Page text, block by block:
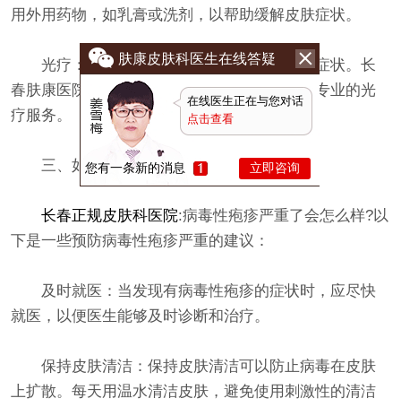
用外用药物，如乳膏或洗剂，以帮助缓解皮肤症状。
光疗：光疗可以杀死皮肤上的病毒，减轻症状。长
春肤康医院拥有先进的皮肤科设备，可以提供专业的光
疗服务。
三、如何预防病毒性疱疹严重
长春正规皮肤科医院:病毒性疱疹严重了会怎么样?以
下是一些预防病毒性疱疹严重的建议：
及时就医：当发现有病毒性疱疹的症状时，应尽快
就医，以便医生能够及时诊断和治疗。
保持皮肤清洁：保持皮肤清洁可以防止病毒在皮肤
上扩散。每天用温水清洁皮肤，避免使用刺激性的清洁
肤康皮肤科医生在线答疑
在线医生正在与您对话
点击查看
您有一条新的消息 立即咨询